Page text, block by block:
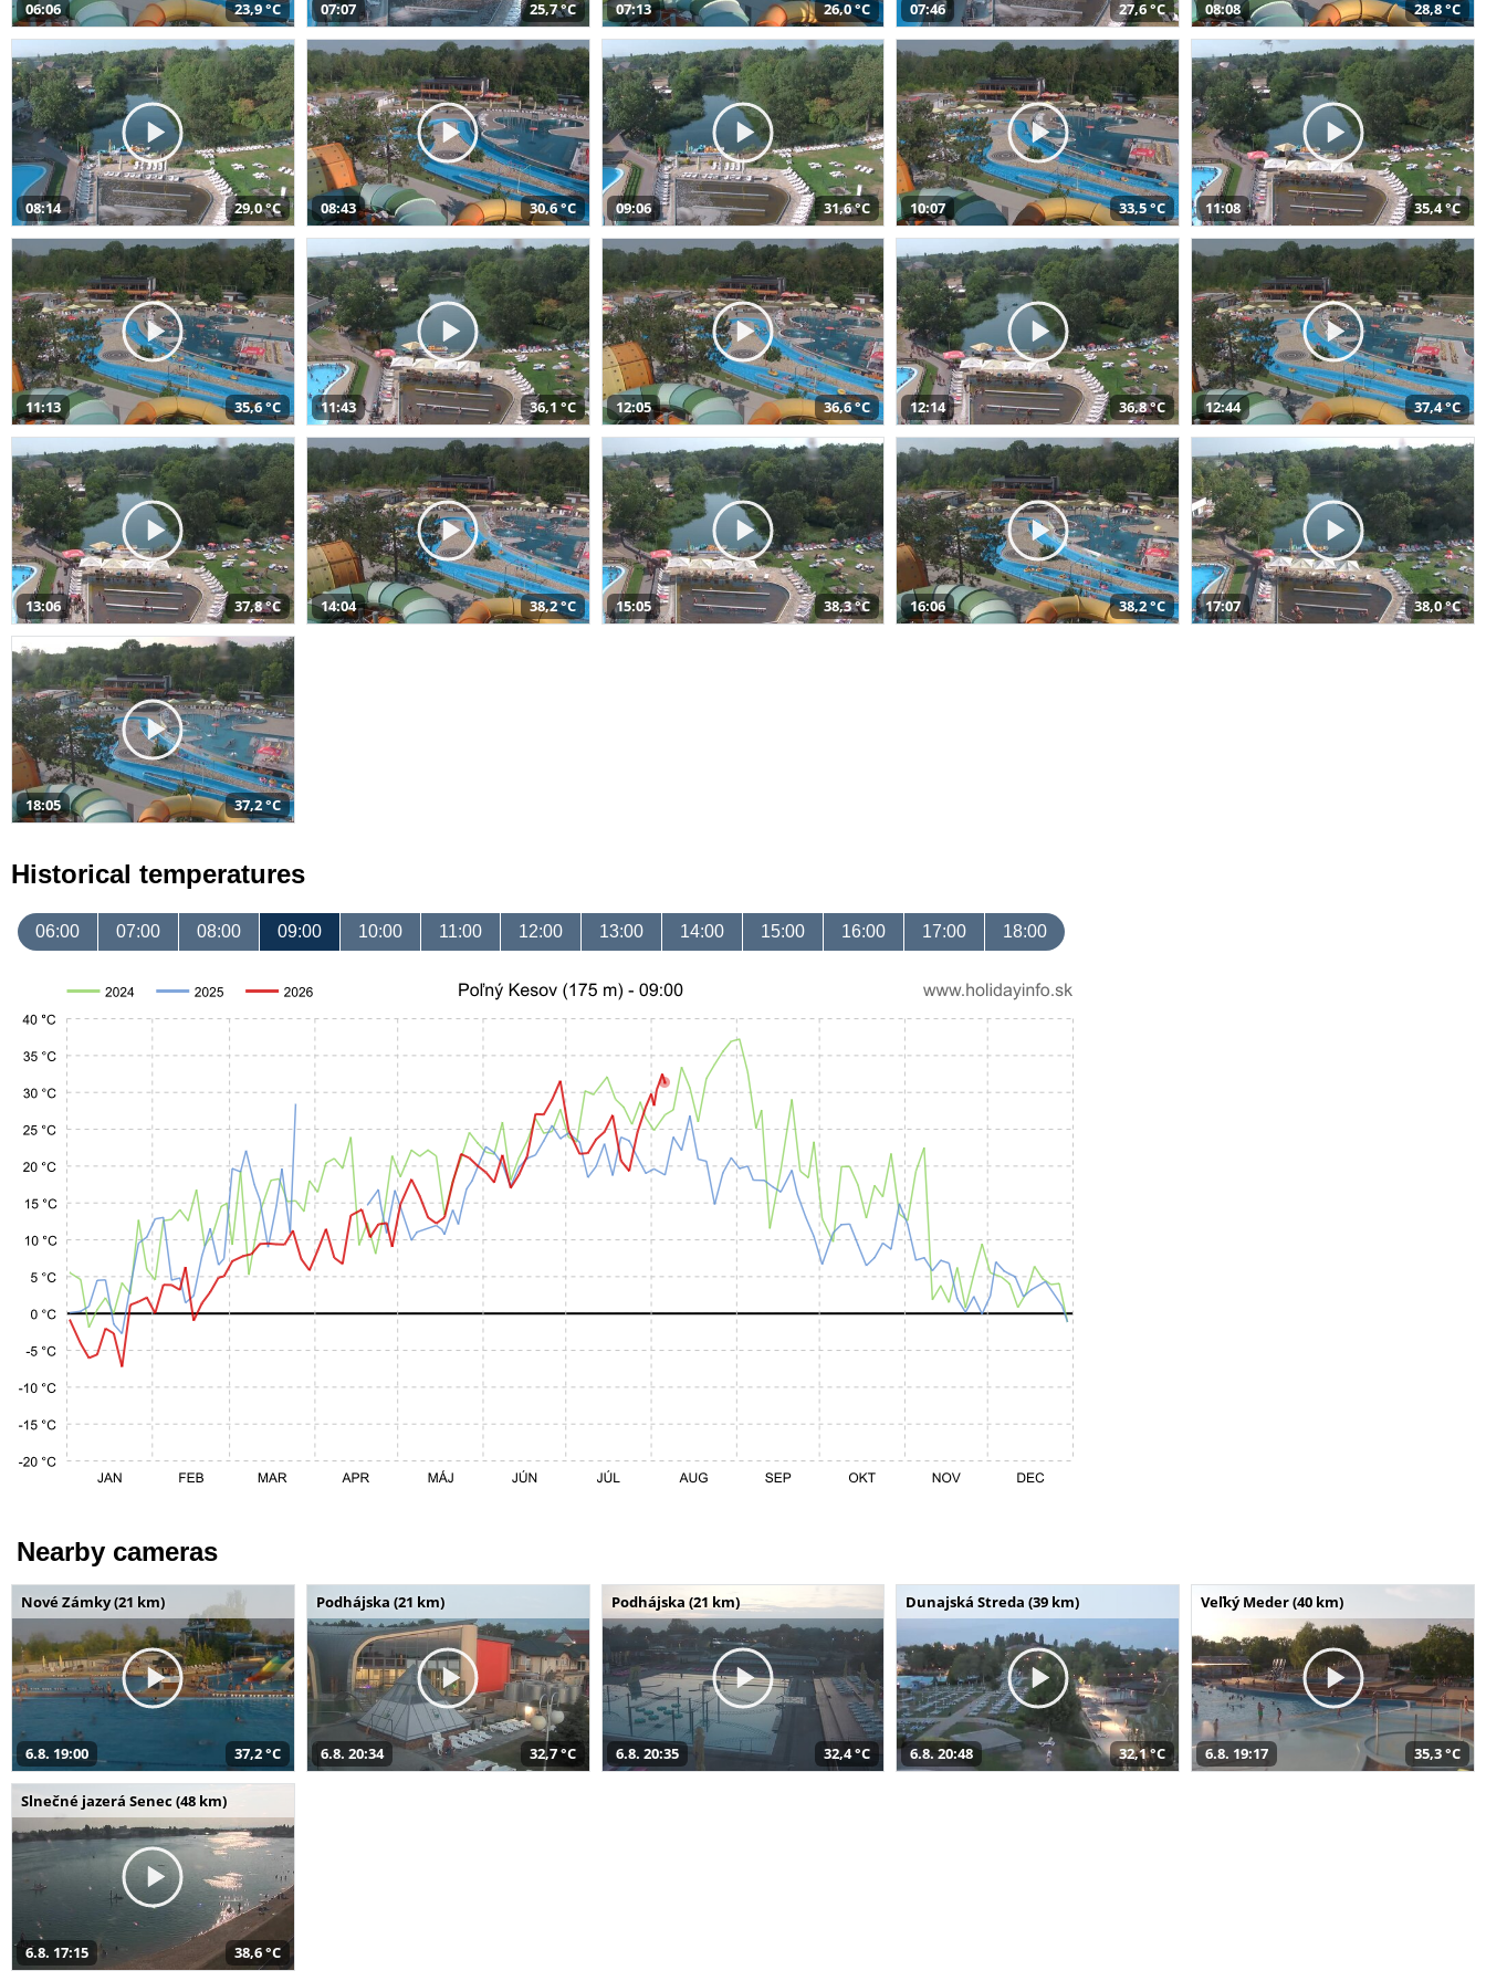
06:06 23,9 °C 07:07 25,7 °C 07:13 26,0 °C 07:46 27,6 °C 08:08 28,8 °C
08:14 29,0 °C 08:43 30,6 °C 09:06 31,6 °C 10:07 33,5 °C 11:08 35,4 °C
11:13 35,6 °C 11:43 36,1 °C 12:05 36,6 °C 12:14 36,8 °C 12:44 37,4 °C
13:06 37,8 °C 14:04 38,2 °C 15:05 38,3 °C 16:06 38,2 °C 17:07 38,0 °C
18:05 37,2 °C
Historical temperatures
06:00 07:00 08:00 09:00 10:00 11:00 12:00 13:00 14:00 15:00 16:00 17:00 18:00
Nearby cameras
Nové Zámky (21 km)
6.8. 19:00 37,2 °C
Podhájska (21 km)
6.8. 20:34 32,7 °C
Podhájska (21 km)
6.8. 20:35 32,4 °C
Dunajská Streda (39 km)
6.8. 20:48 32,1 °C
Veľký Meder (40 km)
6.8. 19:17 35,3 °C
Slnečné jazerá Senec (48 km)
6.8. 17:15 38,6 °C